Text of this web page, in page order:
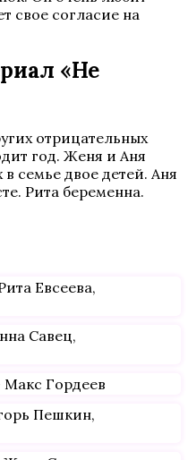
свое согласие на
«Не
отрицательных
год. Женя и Аня
семье двое детей. Аня
Рита беременна.
Евсеева,
Савец,
Гордеев
Пешкин,